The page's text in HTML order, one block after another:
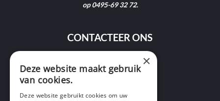
op 0495-69 32 72.
CONTACTEER ONS
9400 Ninove ×
Deze website maakt gebruik
van cookies.
Deze website gebruikt cookies om uw